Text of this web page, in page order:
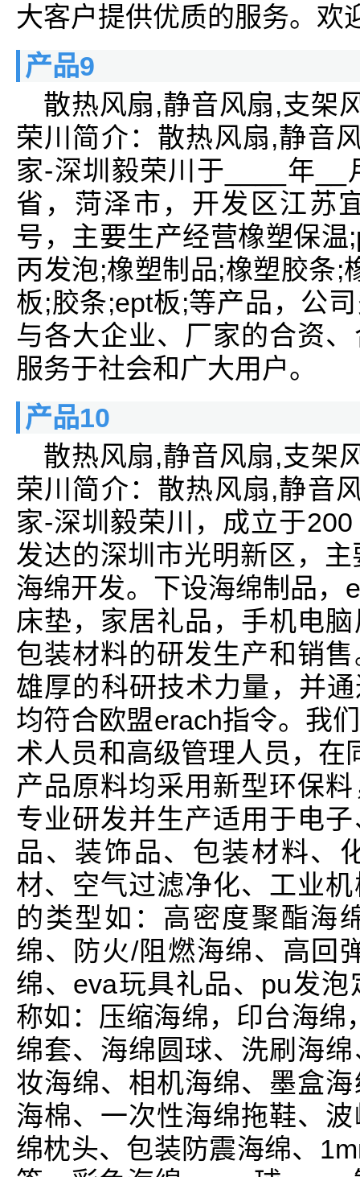
大客户提供优质的服务。欢
产品9
散热风扇,静音风扇,支架
荣川简介：散热风扇,静音
家-深圳毅荣川于____年
省，菏泽市，开发区江苏
号，主要生产经营橡塑保
丙发泡;橡塑制品;橡塑胶条;
板;胶条;ept板;等产品，公
与各大企业、厂家的合资
服务于社会和广大用户。
产品10
散热风扇,静音风扇,支架
荣川简介：散热风扇,静音
家-深圳毅荣川，成立于
发达的深圳市光明新区，
海绵开发。下设海绵制品，
床垫，家居礼品，手机电
包装材料的研发生产和销
雄厚的科研技术力量，并
均符合欧盟erach指令。我
术人员和高级管理人员，在
产品原料均采用新型环保
专业研发并生产适用于电
品、装饰品、包装材料、
材、空气过滤净化、工业
的类型如：高密度聚酯海
绵、防火/阻燃海绵、高回
绵、eva玩具礼品、pu发
称如：压缩海绵，印台海绵
绵套、海绵圆球、洗刷海
妆海绵、相机海绵、墨盒
海棉、一次性海绵拖鞋、
绵枕头、包装防震海绵、